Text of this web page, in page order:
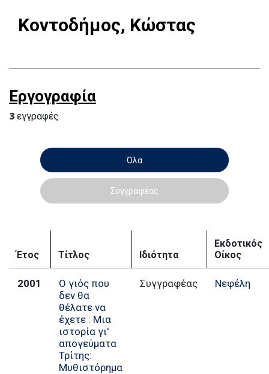
Κοντοδήμος, Κώστας
Εργογραφία
3 εγγραφές
Όλα
Συγγραφέας
Έτος Τίτλος Ιδιότητα
Εκδοτικός
Οίκος
2001
Ο γιός που
δεν θα
θέλατε να
έχετε : Μια
ιστορία γι'
απογεύματα
Τρίτης:
Μυθιστόρημα
Συγγραφέας Νεφέλη